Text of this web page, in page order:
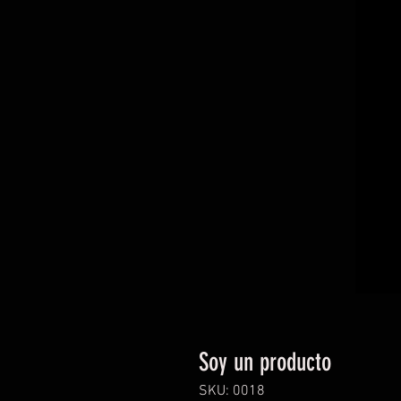
Soy un producto
SKU: 0018